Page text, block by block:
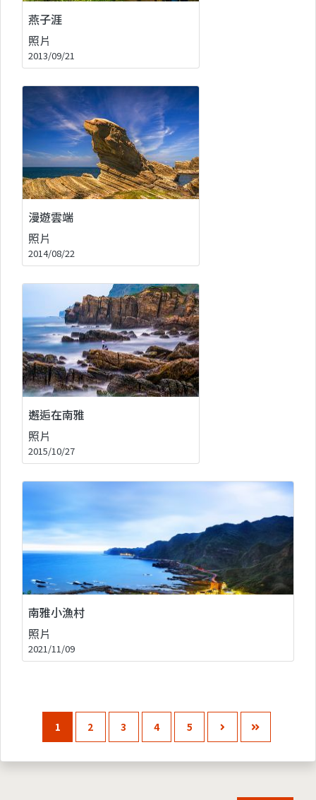
燕子涯
照片
2013/09/21
漫遊雲端
照片
2014/08/22
邂逅在南雅
照片
2015/10/27
南雅小漁村
照片
2021/11/09
1 2 3 4 5